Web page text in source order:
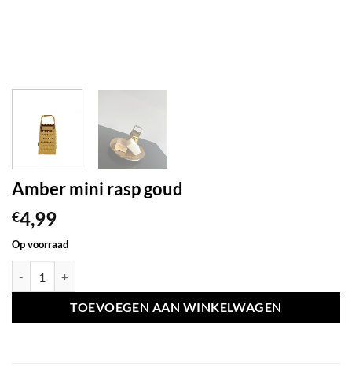
Amber mini rasp goud
€4,99
Op voorraad
TOEVOEGEN AAN WINKELWAGEN